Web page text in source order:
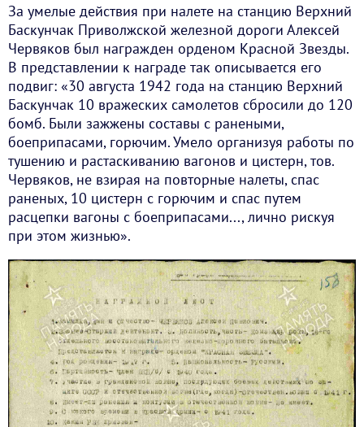
За умелые действия при налете на станцию Верхний
Баскунчак Приволжской железной дороги Алексей
Червяков был награжден орденом Красной Звезды.
В представлении к награде так описывается его
подвиг: «30 августа 1942 года на станцию Верхний
Баскунчак 10 вражеских самолетов сбросили до 120
бомб. Были зажжены составы с ранеными,
боеприпасами, горючим. Умело организуя работы по
тушению и растаскиванию вагонов и цистерн, тов.
Червяков, не взирая на повторные налеты, спас
раненых, 10 цистерн с горючим и спас путем
расцепки вагоны с боеприпасами..., лично рискуя
при этом жизнью».